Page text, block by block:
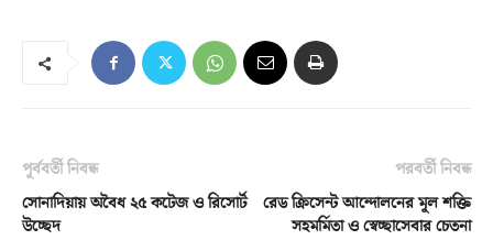
পূর্ববর্তী নিবন্ধ
সোনাদিয়ায় অবৈধ ২৫ কটেজ ও রিসোর্ট
উচ্ছেদ
পরবর্তী নিবন্ধ
রেড ক্রিসেন্ট আন্দোলনের মূল শক্তি
সহমর্মিতা ও স্বেচ্ছাসেবার চেতনা